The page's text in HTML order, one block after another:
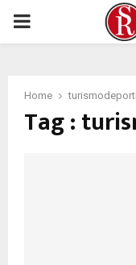
PRIMARY
Home
Tag :